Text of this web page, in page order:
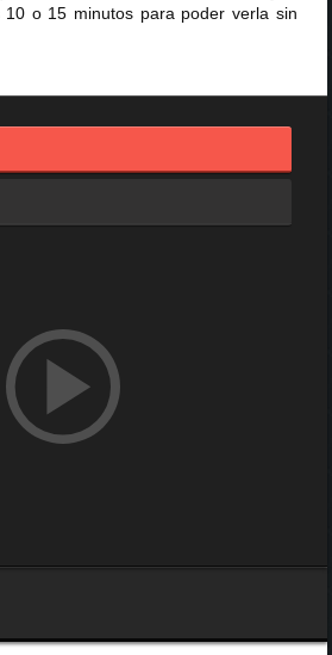
10 o 15 minutos para poder verla sin